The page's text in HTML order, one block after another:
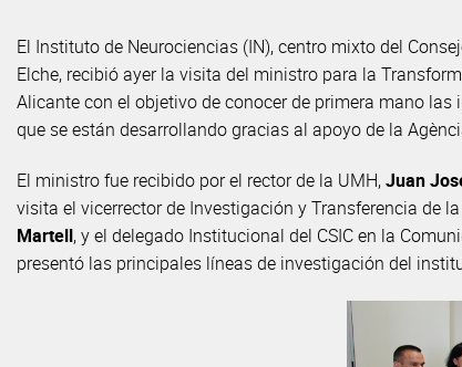
El Instituto de Neurociencias (IN), centro mixto del
Elche, recibió ayer la visita del ministro para la
Alicante con el objetivo de conocer de primera mano
que se están desarrollando gracias al apoyo de la
El ministro fue recibido por el rector de la UMH,Juan
visita el vicerrector de Investigación y Transferencia de
Martell, y el delegado Institucional del CSIC en la
presentó las principales líneas de investigación del